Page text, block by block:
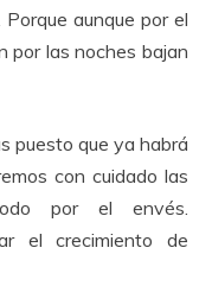
aunque por el
por las noches bajan
puesto que ya habrá
con cuidado las
por el envés.
el crecimiento de